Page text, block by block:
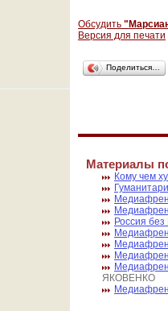
Обсудить
Версия для печати
Поделиться…
Материалы
Кому чем
Россия без
ЯКОВЕНКО